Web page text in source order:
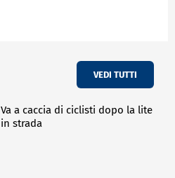
VEDI TUTTI
Va a caccia di ciclisti dopo la lite
in strada